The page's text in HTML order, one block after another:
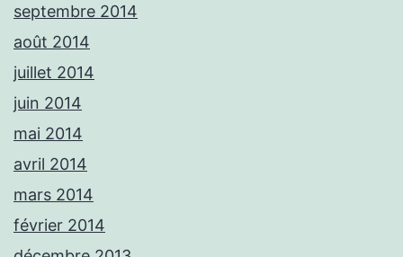
septembre 2014
août 2014
juillet 2014
juin 2014
mai 2014
avril 2014
mars 2014
février 2014